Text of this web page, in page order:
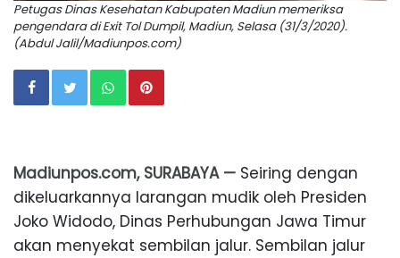
Petugas Dinas Kesehatan Kabupaten Madiun memeriksa
pengendara di Exit Tol Dumpil, Madiun, Selasa (31/3/2020).
(Abdul Jalil/Madiunpos.com)
Madiunpos.com, SURABAYA — Seiring dengan
dikeluarkannya larangan mudik oleh Presiden
Joko Widodo, Dinas Perhubungan Jawa Timur
akan menyekat sembilan jalur. Sembilan jalur